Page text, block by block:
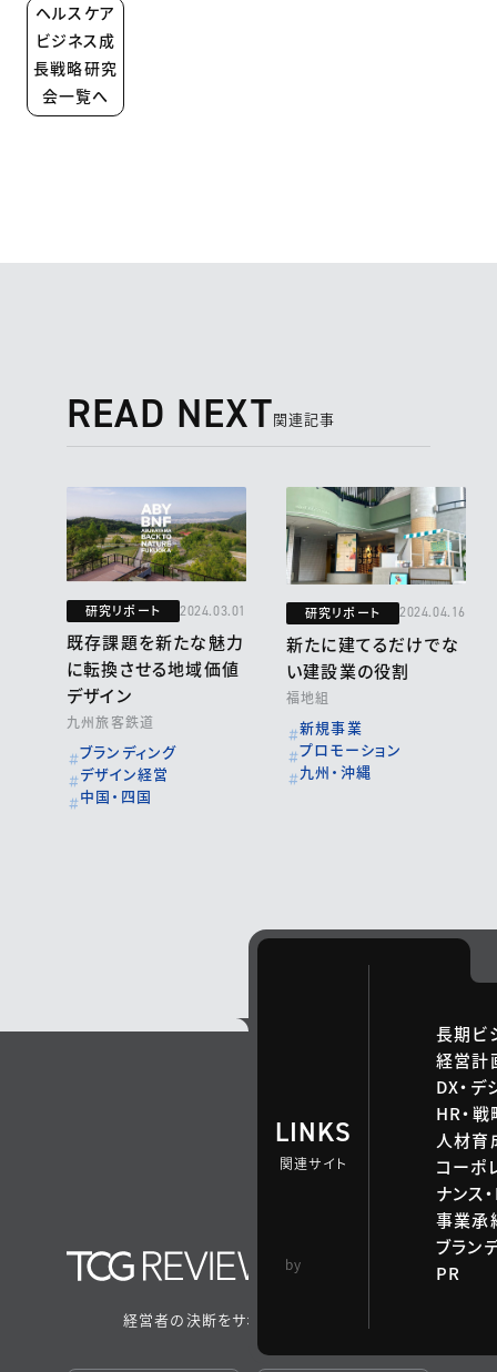
ヘルスケア
ビジネス成
長戦略研究
会一覧へ
READ NEXT関連記事
研究リポート 2024.03.01
既存課題を新たな魅力
に転換させる地域価値
デザイン
九州旅客鉄道
ブランディング
デザイン経営
中国・四国
研究リポート 2024.04.16
新たに建てるだけでな
い建設業の役割
福地組
新規事業
プロモーション
九州・沖縄
LINKS
関連サイト
長期ビ
経営計
DX・デ
HR・
人材育
コーポ
ナンス
事業承
ブラン
PR
by
経営者の決断をサポートするメディア